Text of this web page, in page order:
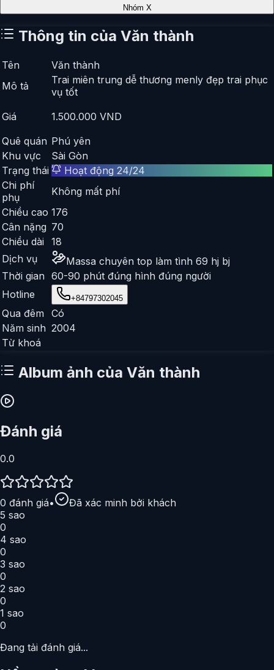
Nhóm X
Thông tin của Văn thành
Tên
Văn thành
Mô tả
Trai miên trung dễ thương menly đẹp trai phục
vụ tốt
Giá
1.500.000 VND
Quê quán Phú yên
Khu vực
Sài Gòn
Trạng thái
Hoạt động 24/24
Chi phí
phụ
Không mất phí
Chiều cao 176
Cân nặng 70
Chiều dài 18
Dịch vụ
Massa chuyên top làm tình 69 hj bj
Thời gian 60-90 phút đúng hình đúng người
Hotline
+84797302045
Qua đêm Có
Năm sinh 2004
Từ khoá
Album ảnh của Văn thành
Đánh giá
0.0
0 đánh giá•
Đã xác minh bởi khách
5 sao
0
4 sao
0
3 sao
0
2 sao
0
1 sao
0
Đang tải đánh giá...